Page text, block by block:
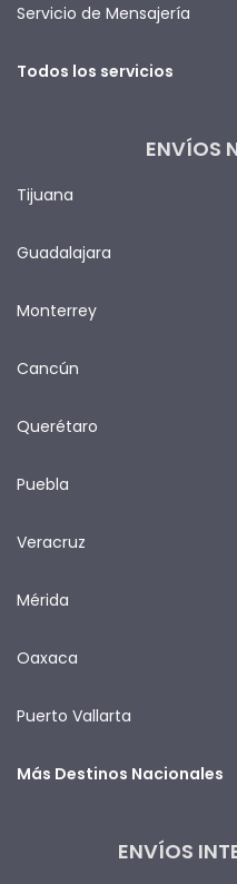
Servicio de Mensajería
Todos los servicios
ENVÍOS
Tijuana
Guadalajara
Monterrey
Cancún
Querétaro
Puebla
Veracruz
Mérida
Oaxaca
Puerto Vallarta
Más Destinos Nacionales
ENVÍOS